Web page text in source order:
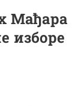
Мађара
изборе